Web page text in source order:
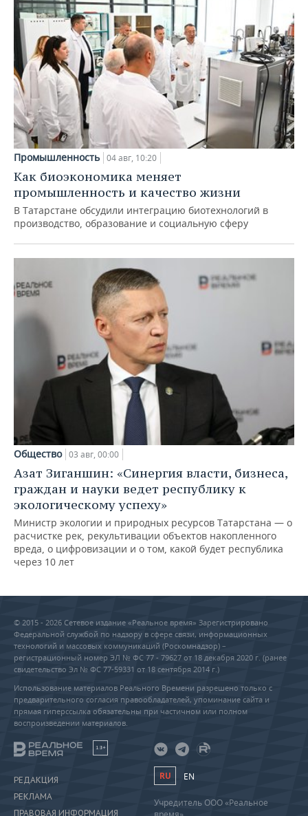
Промышленность 04 авг, 10:20
Как биоэкономика меняет
промышленность и качество жизни
В Татарстане обсудили интеграцию биотехнологий в
производство, образование и социальную сферу
Общество 03 авг, 00:00
Азат Зиганшин: «Синергия власти, бизнеса,
граждан и науки ведет республику к
экологическому успеху»
Министр экологии и природных ресурсов Татарстана — о
расчистке рек, рекультивации объектов накопленного
вреда, о цифровизации и о том, какой будет республика
через 10 лет
© 2015 - 2026 Сетевое издание «Реальное время» Зарегистрировано
Федеральной службой по надзору в сфере связи, информационных
технологий и массовых коммуникаций (Роскомнадзор) –
регистрационный номер ЭЛ № ФС 77 - 79627 от 18 декабря 2020 г. (ранее
свидетельство Эл № ФС 77-59331 от 18 сентября 2014 г.)
Использование материалов Реального Времени разрешено только с
предварительного согласия правообладателей, упоминание сайта и
прямая гиперссылка обязательны при частичном или полном
воспроизведении материалов.
18+
РЕДАКЦИЯ
РЕКЛАМА
ПРАВОВАЯ ИНФОРМАЦИЯ
RU EN
Учредитель ООО «Реальное